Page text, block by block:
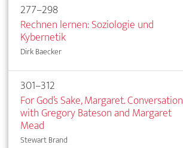
277–298
Rechnen lernen: Soziologie und
Kybernetik
Dirk Baecker
301–312
For God’s Sake, Margaret. Conversation
with Gregory Bateson and Margaret
Mead
Stewart Brand